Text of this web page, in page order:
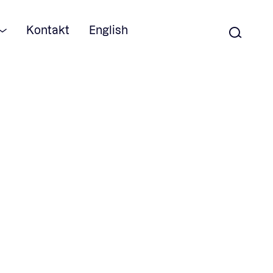
Kontakt English